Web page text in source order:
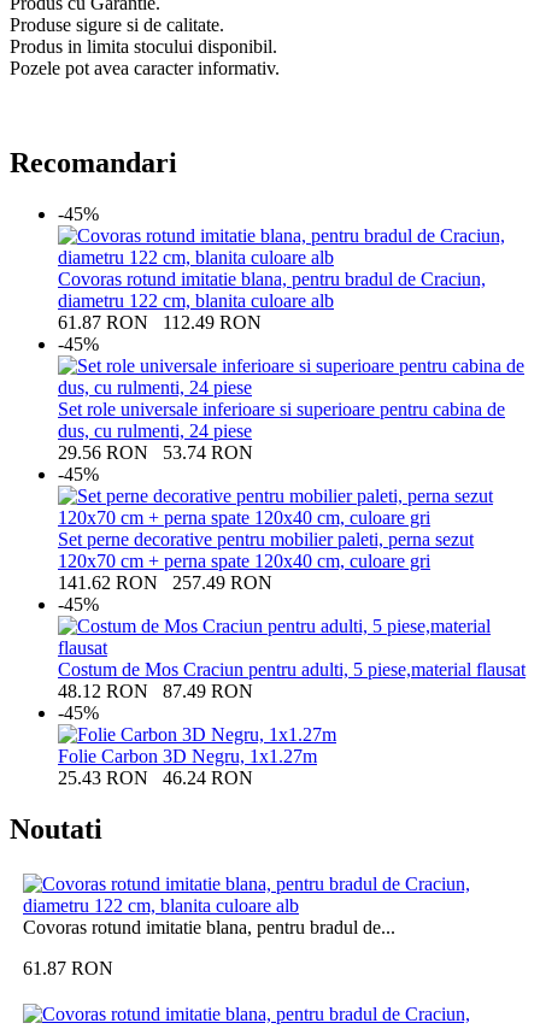
Produse sigure si de calitate.
Produs in limita stocului disponibil.
Pozele pot avea caracter informativ.
Recomandari
-45%
Covoras rotund imitatie blana, pentru bradul de Craciun,
diametru 122 cm, blanita culoare alb
61.87 RON 112.49 RON
-45%
Set role universale inferioare si superioare pentru cabina de
dus, cu rulmenti, 24 piese
29.56 RON 53.74 RON
-45%
Set perne decorative pentru mobilier paleti, perna sezut
120x70 cm + perna spate 120x40 cm, culoare gri
141.62 RON 257.49 RON
-45%
Costum de Mos Craciun pentru adulti, 5 piese,material flausat
48.12 RON 87.49 RON
-45%
Folie Carbon 3D Negru, 1x1.27m
25.43 RON 46.24 RON
Noutati
Covoras rotund imitatie blana, pentru bradul de...
61.87 RON